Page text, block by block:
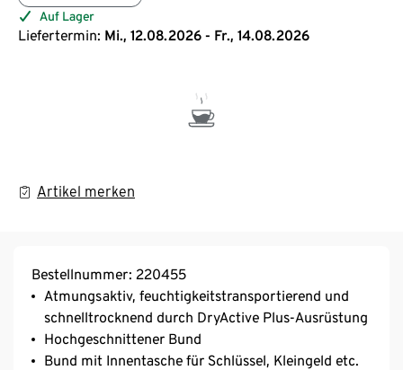
Auf Lager
Liefertermin: Mi., 12.08.2026 - Fr., 14.08.2026
Artikel merken
Bestellnummer: 220455
Atmungsaktiv, feuchtigkeitstransportierend und
schnelltrocknend durch DryActive Plus-Ausrüstung
Hochgeschnittener Bund
Bund mit Innentasche für Schlüssel, Kleingeld etc.